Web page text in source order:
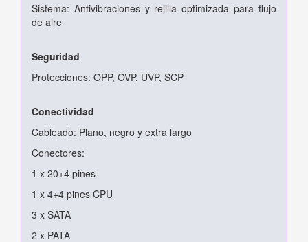
Sistema: Antivibraciones y rejilla optimizada para flujo
de aire
Seguridad
Protecciones: OPP, OVP, UVP, SCP
Conectividad
Cableado: Plano, negro y extra largo
Conectores:
1 x 20+4 pines
1 x 4+4 pines CPU
3 x SATA
2 x PATA